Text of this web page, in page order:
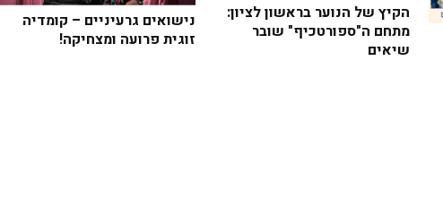
נישואים גרעיניים – קומדיה
זוגית פרועה ומצחיקה!
הקיץ של הנוער בראשון לציון:
מתחם ה"ספורטכיף" שובר
שיאים